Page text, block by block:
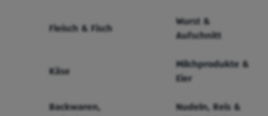
Fleisch & Fisch
Wurst &
Aufschnitt
Käse
Milchprodukte &
Eier
Backwaren,
Nudeln, Reis &